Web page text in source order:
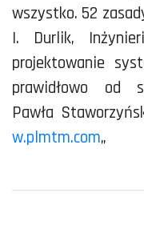
wszystko. 52
I. Durlik,
projektowanie
prawidłowo od
Pawła
w.plmtm.com„